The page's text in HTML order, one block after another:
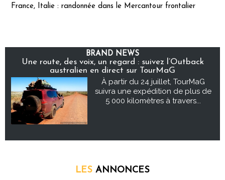
France, Italie : randonnée dans le Mercantour frontalier
BRAND NEWS
Une route, des voix, un regard : suivez l’Outback
australien en direct sur TourMaG
À partir du 24 juillet, TourMaG
suivra une expédition de plus de
5 000 kilomètres à travers...
LES ANNONCES